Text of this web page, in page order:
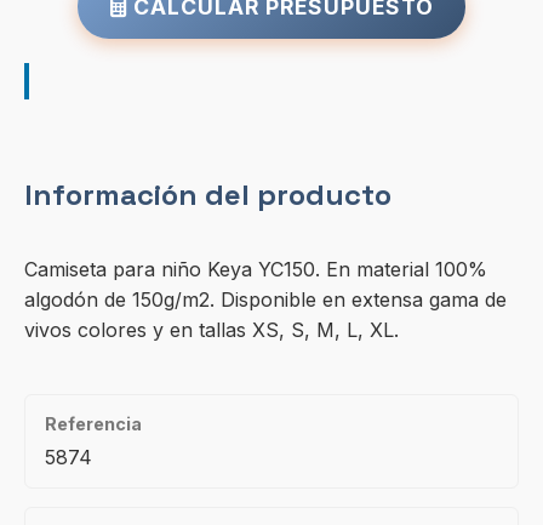
CALCULAR PRESUPUESTO
Información del producto
Camiseta para niño Keya YC150. En material 100%
algodón de 150g/m2. Disponible en extensa gama de
vivos colores y en tallas XS, S, M, L, XL.
Referencia
5874